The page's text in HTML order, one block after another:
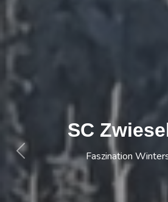
mehr
Previous